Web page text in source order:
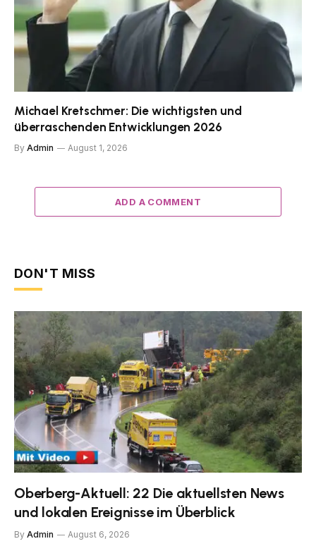
Michael Kretschmer: Die wichtigsten und
überraschenden Entwicklungen 2026
By Admin August 1, 2026
ADD A COMMENT
DON'T MISS
Oberberg-Aktuell: 22 Die aktuellsten News
und lokalen Ereignisse im Überblick
By Admin August 6, 2026